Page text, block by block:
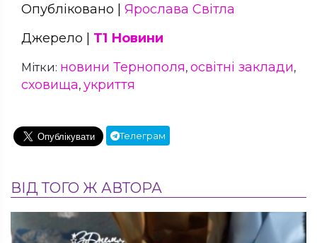
Опубліковано | Ярослава Світла
Джерело | Т1 Новини
Мітки: новини Тернополя, освітні заклади,
сховища, укриття
Телеграм
ВІД ТОГО Ж АВТОРА